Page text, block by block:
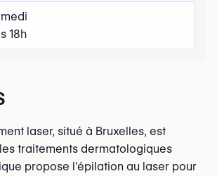
18h
laser, situé à Bruxelles, est
traitements dermatologiques
propose l'épilation au laser pour